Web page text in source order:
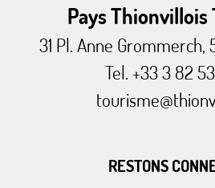
Pays Thionvillois
31 Pl. Anne Grommerch,
Tel. +33 3 82
RESTONS